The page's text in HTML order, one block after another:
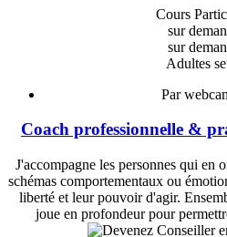
Cours
sur
sur
Adultes
Par
Coach professionnelle &
J'accompagne les personnes qui en
schémas comportementaux ou
liberté et leur pouvoir d'agir.
joue en profondeur pour